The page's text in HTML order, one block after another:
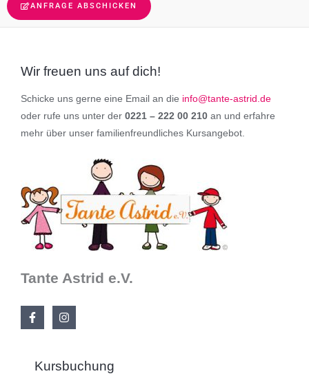
ANFRAGE ABSCHICKEN
Wir freuen uns auf dich!
Schicke uns gerne eine Email an die info@tante-astrid.de
oder rufe uns unter der 0221 – 222 00 210 an und erfahre
mehr über unser familienfreundliches Kursangebot.
Tante Astrid e.V.
Kursbuchung